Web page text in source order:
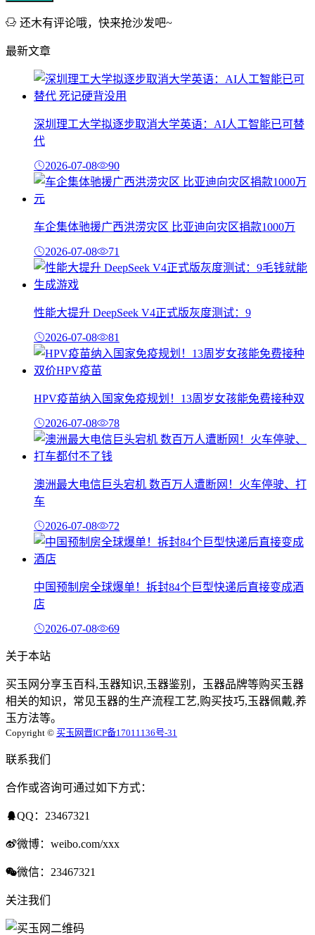
还木有评论哦，快来抢沙发吧~
最新文章
深圳理工大学拟逐步取消大学英语：AI人工智能已可替
代
2026-07-08 90
车企集体驰援广西洪涝灾区 比亚迪向灾区捐款1000万
2026-07-08 71
性能大提升 DeepSeek V4正式版灰度测试：9
2026-07-08 81
HPV疫苗纳入国家免疫规划！13周岁女孩能免费接种双
2026-07-08 78
澳洲最大电信巨头宕机 数百万人遭断网！火车停驶、打
车
2026-07-08 72
中国预制房全球爆单！拆封84个巨型快递后直接变成酒
店
2026-07-08 69
关于本站
买玉网分享玉百科,玉器知识,玉器鉴别，玉器品牌等购买玉器
相关的知识，常见玉器的生产流程工艺,购买技巧,玉器佩戴,养
玉方法等。
Copyright © 买玉网晋ICP备17011136号-31
联系我们
合作或咨询可通过如下方式：
QQ：23467321
微博：weibo.com/xxx
微信：23467321
关注我们